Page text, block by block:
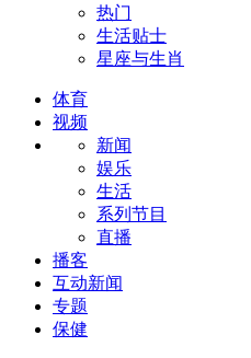
热门
生活贴士
星座与生肖
体育
视频
新闻
娱乐
生活
系列节目
直播
播客
互动新闻
专题
保健